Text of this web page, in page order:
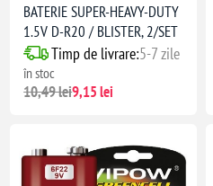
BATERIE SUPER-HEAVY-DUTY
1.5V D-R20 / BLISTER, 2/SET
Timp de livrare:5-7 zile
în stoc
10,49 lei9,15 lei